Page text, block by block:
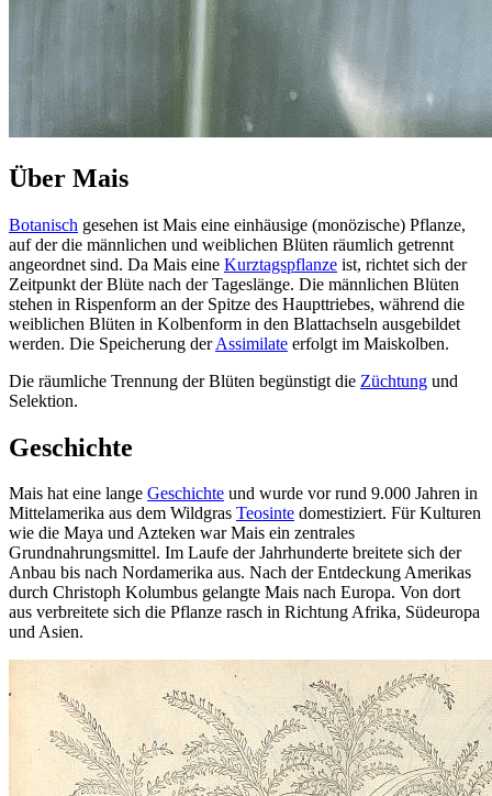
Über Mais
Botanisch gesehen ist Mais eine einhäusige (monözische) Pflanze,
auf der die männlichen und weiblichen Blüten räumlich getrennt
angeordnet sind. Da Mais eine Kurztagspflanze ist, richtet sich der
Zeitpunkt der Blüte nach der Tageslänge. Die männlichen Blüten
stehen in Rispenform an der Spitze des Haupttriebes, während die
weiblichen Blüten in Kolbenform in den Blattachseln ausgebildet
werden. Die Speicherung derAssimilate erfolgt im Maiskolben.
Die räumliche Trennung der Blüten begünstigt die Züchtung und
Selektion.
Geschichte
Mais hat eine lange Geschichte und wurde vor rund 9.000 Jahren in
Mittelamerika aus dem Wildgras Teosinte domestiziert. Für Kulturen
wie die Maya und Azteken war Mais ein zentrales
Grundnahrungsmittel. Im Laufe der Jahrhunderte breitete sich der
Anbau bis nach Nordamerika aus. Nach der Entdeckung Amerikas
durch Christoph Kolumbus gelangte Mais nach Europa. Von dort
aus verbreitete sich die Pflanze rasch in Richtung Afrika, Südeuropa
und Asien.